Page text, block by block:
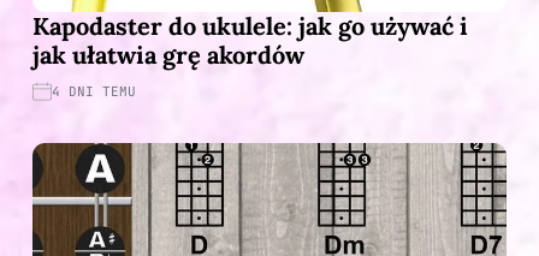
Kapodaster do ukulele: jak go używać i
jak ułatwia grę akordów
4 DNI TEMU